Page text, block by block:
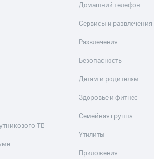
ТВ
Домашний телефон
Сервисы и развлечения
Развлечения
Безопасность
Детям и родителям
Здоровье и фитнес
Семейная группа
Утилиты
Приложения